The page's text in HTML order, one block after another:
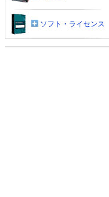
ソフト・ライセンス